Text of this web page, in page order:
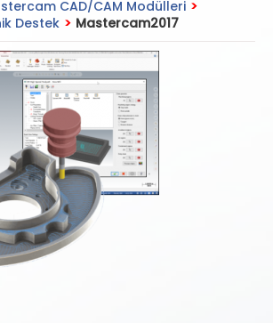
CAD/CAM Modülleri >
Destek > Mastercam2017